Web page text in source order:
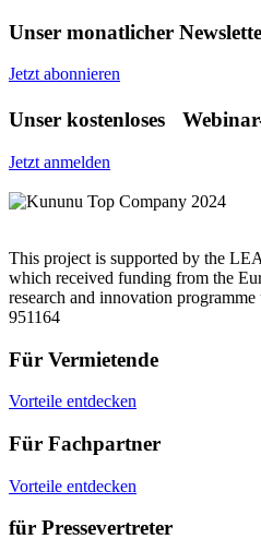
Unser monatlicher
Jetzt abonnieren
Unser kostenloses
Jetzt anmelden
This project is supported by the
which received funding from the
research and innovation
951164
Für Vermietende
Vorteile entdecken
Für Fachpartner
Vorteile entdecken
für Pressevertreter